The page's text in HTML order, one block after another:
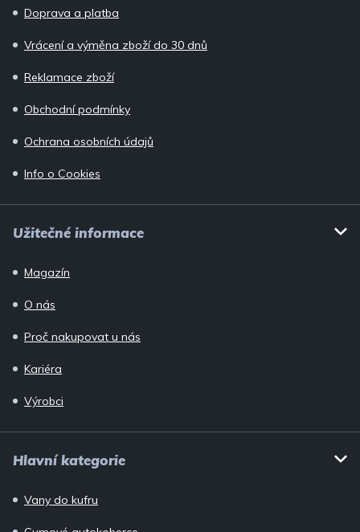
Doprava a platba
Vrácení a výměna zboží do 30 dnů
Reklamace zboží
Obchodní podmínky
Ochrana osobních údajů
Info o Cookies
Užitečné informace
Magazín
O nás
Proč nakupovat u nás
Kariéra
Výrobci
Hlavní kategorie
Vany do kufru